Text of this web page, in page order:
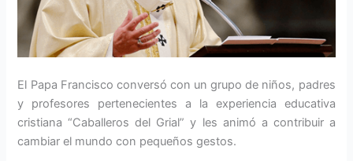
El Papa Francisco conversó con un grupo de niños, padres
y profesores pertenecientes a la experiencia educativa
cristiana “Caballeros del Grial” y les animó a contribuir a
cambiar el mundo con pequeños gestos.